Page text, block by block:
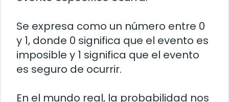
Se expresa como un número entre 0
y 1, donde 0 significa que el evento es
imposible y 1 significa que el evento
es seguro de ocurrir.
En el mundo real, la probabilidad nos